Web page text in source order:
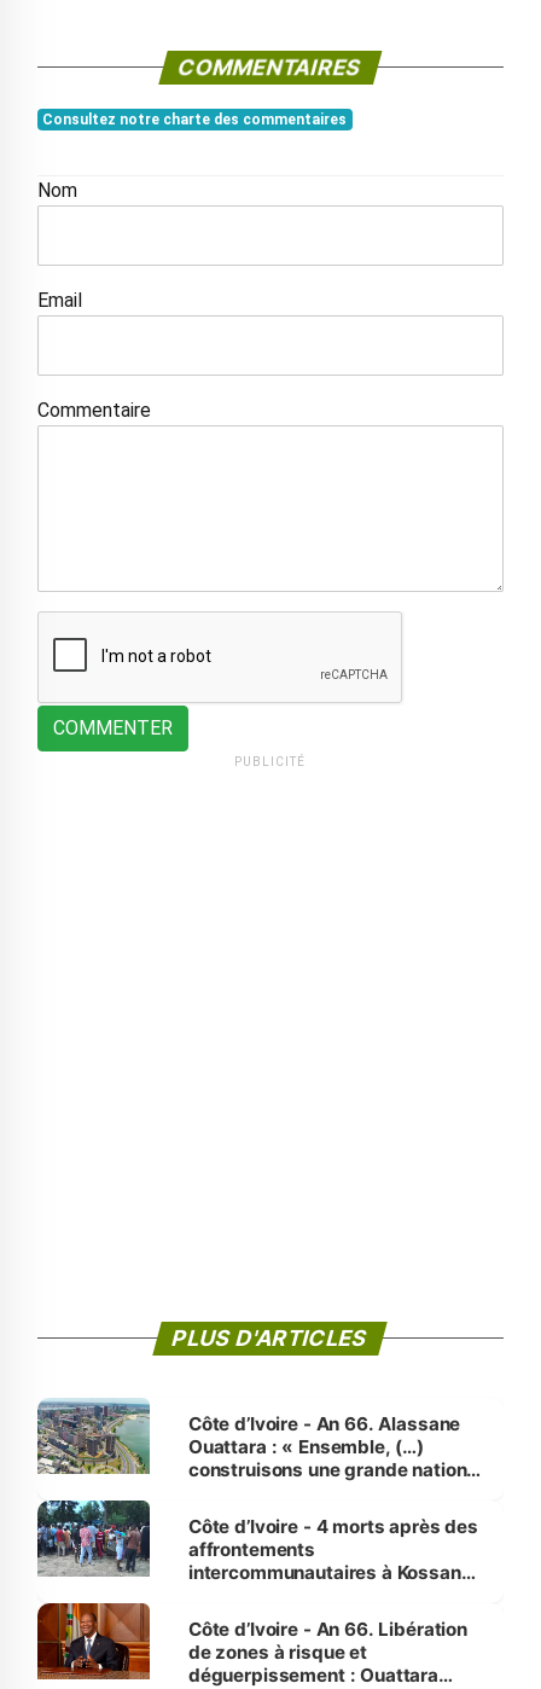
COMMENTAIRES
Consultez notre charte des commentaires
Nom
Email
Commentaire
COMMENTER
PUBLICITÉ
PLUS D'ARTICLES
Côte d’Ivoire - An 66. Alassane
Ouattara : « Ensemble, (…)
construisons une grande nation
générations futures »
Côte d’Ivoire - 4 morts après des
affrontements
intercommunautaires à Kossandji
milieu des sinistrés
Côte d’Ivoire - An 66. Libération
de zones à risque et
déguerpissement : Ouattara